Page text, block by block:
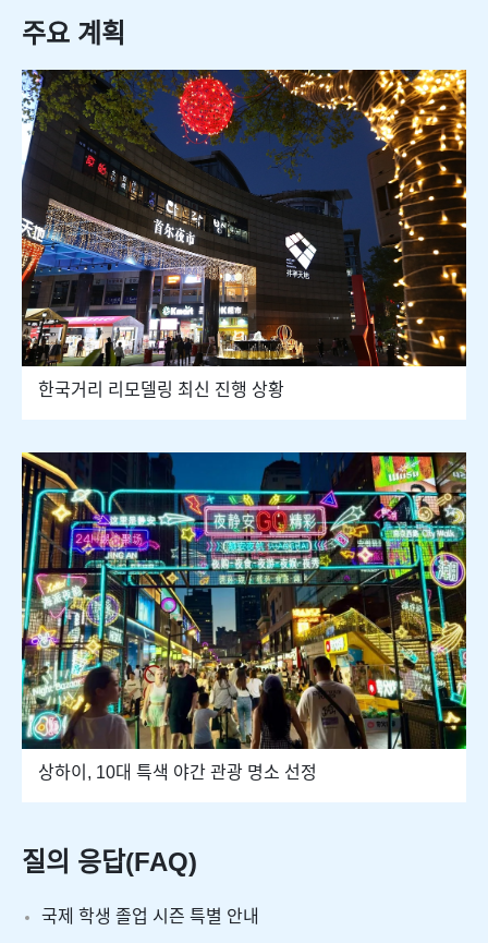
주요 계획
한국거리 리모델링 최신 진행 상황
상하이, 10대 특색 야간 관광 명소 선정
질의 응답(FAQ)
국제 학생 졸업 시즌 특별 안내